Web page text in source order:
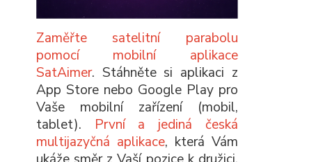
Zaměřte satelitní parabolu
pomocí mobilní aplikace
SatAimer. Stáhněte si aplikaci z
App Store nebo Google Play pro
Vaše mobilní zařízení (mobil,
tablet). První a jediná česká
multijazyčná aplikace, která Vám